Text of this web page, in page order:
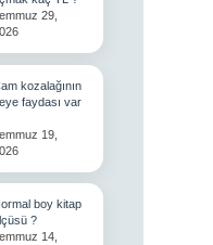
29,
kozalağının
faydası var
19,
boy kitap
?
14,